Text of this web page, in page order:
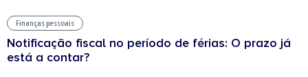
Finanças pessoais
Notificação fiscal no período de férias: O prazo já
está a contar?